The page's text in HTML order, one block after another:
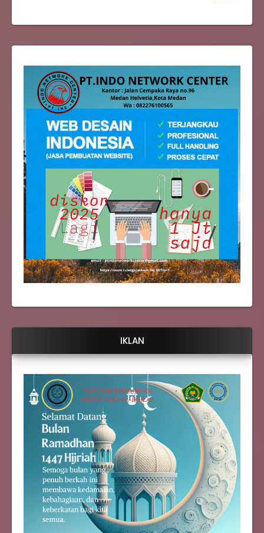
IKLAN